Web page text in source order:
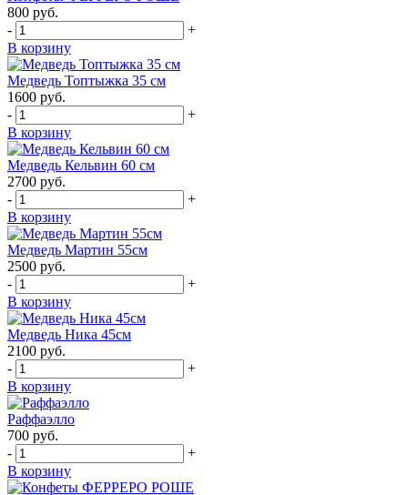
800 руб.
-
+
В корзину
Медведь Топтыжка 35 см
1600 руб.
-
+
В корзину
Медведь Кельвин 60 см
2700 руб.
-
+
В корзину
Медведь Мартин 55см
2500 руб.
-
+
В корзину
Медведь Ника 45см
2100 руб.
-
+
В корзину
Раффаэлло
700 руб.
-
+
В корзину